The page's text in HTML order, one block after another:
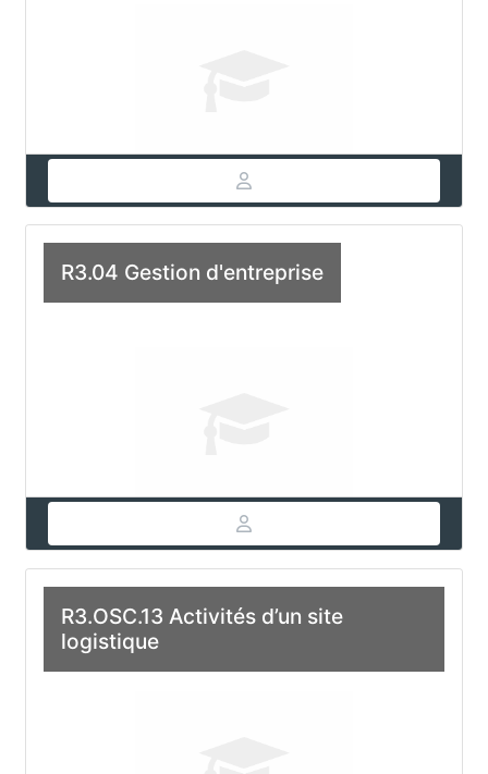
R3.04 Gestion d'entreprise
R3.OSC.13 Activités d’un site
logistique